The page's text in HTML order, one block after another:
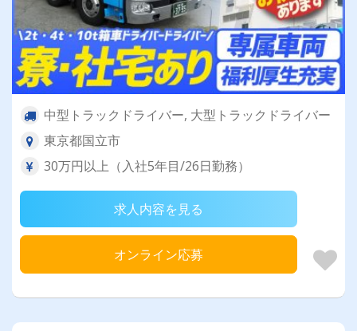
中型トラックドライバー, 大型トラックドライバー
東京都国立市
30万円以上（入社5年目/26日勤務）
求人内容を見る
オンライン応募